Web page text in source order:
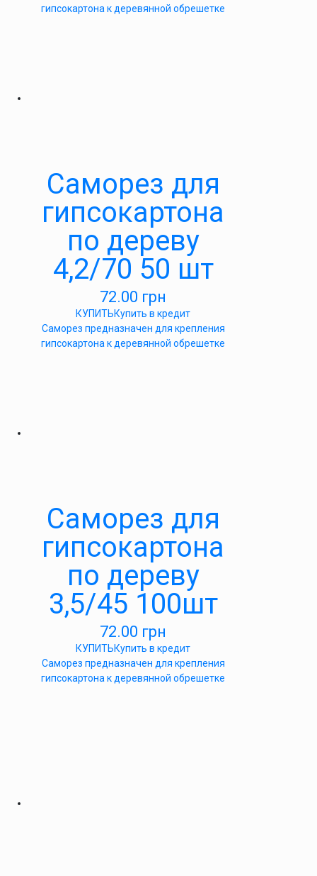
гипсокартона к деревянной обрешетке
Саморез для
гипсокартона
по дереву
4,2/70 50 шт
72.00 грн
КУПИТЬКупить в кредит
Саморез предназначен для крепления
гипсокартона к деревянной обрешетке
Саморез для
гипсокартона
по дереву
3,5/45 100шт
72.00 грн
КУПИТЬКупить в кредит
Саморез предназначен для крепления
гипсокартона к деревянной обрешетке